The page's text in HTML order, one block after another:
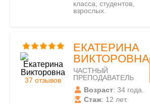
класса, студентов,
взрослых.
37 отзывов
ЕКАТЕРИНА
ВИКТОРОВНА
ЧАСТНЫЙ
ПРЕПОДАВАТЕЛЬ
Возраст: 34 года.
Стаж: 12 лет.